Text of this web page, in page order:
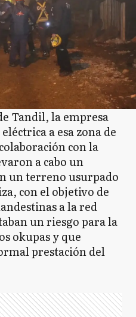
de Giles
de Areco
Tandil, la empresa
a esa zona de
con la
a cabo un
un terreno usurpado
con el objetivo de
a la red
un riesgo para la
okupas y que
prestación del